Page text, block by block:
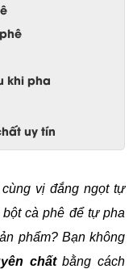
khi pha
uy tín
vị đắng ngọt tự
cà phê để tự pha
phẩm? Bạn không
chất bằng cách